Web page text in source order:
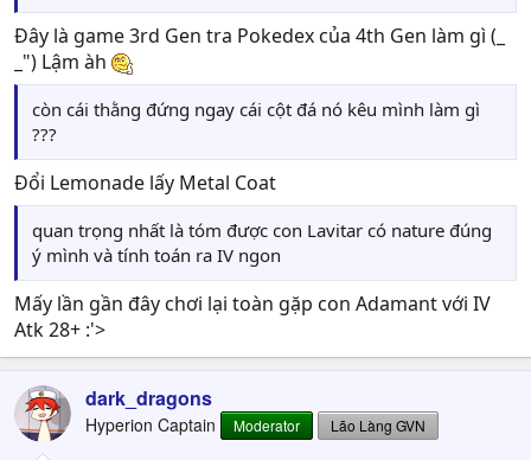
Đây là game 3rd Gen tra Pokedex của 4th Gen làm gì (_
_") Lậm àh
còn cái thằng đứng ngay cái cột đá nó kêu mình làm gì
???
Đổi Lemonade lấy Metal Coat
quan trọng nhất là tóm được con Lavitar có nature đúng
ý mình và tính toán ra IV ngon
Mấy lần gần đây chơi lại toàn gặp con Adamant với IV
Atk 28+ :'>
dark_dragons
Hyperion Captain Moderator Lão Làng GVN